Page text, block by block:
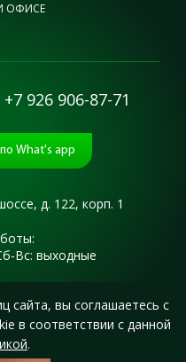
ОФИСЕ
+7 926 906-87-71
What's app
д. 122, корп. 1
Вс: выходные
сайта «ЮниВеб»
соглашение
сайта, вы соглашаетесь с
в соответствии с данной
.